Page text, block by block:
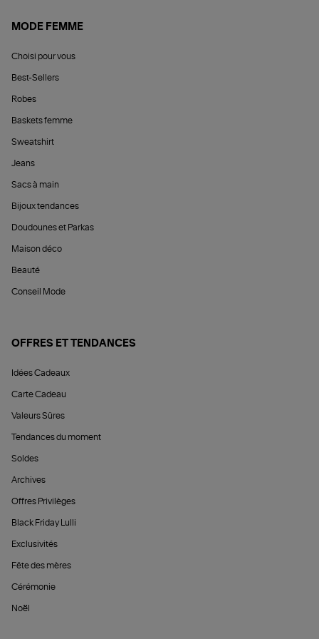
MODE FEMME
Choisi pour vous
Best-Sellers
Robes
Baskets femme
Sweatshirt
Jeans
Sacs à main
Bijoux tendances
Doudounes et Parkas
Maison déco
Beauté
Conseil Mode
OFFRES ET TENDANCES
Idées Cadeaux
Carte Cadeau
Valeurs Sûres
Tendances du moment
Soldes
Archives
Offres Privilèges
Black Friday Lulli
Exclusivités
Fête des mères
Cérémonie
Noël